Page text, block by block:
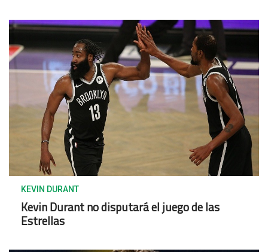
KEVIN DURANT
Kevin Durant no disputará el juego de las
Estrellas